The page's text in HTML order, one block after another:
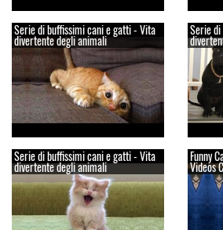
Serie di buffissimi cani e gatti - Vita
divertente degli animali
Serie
Serie di buffissimi cani e gatti - Vita
divertente degli animali
Funny
Videos